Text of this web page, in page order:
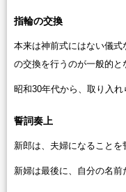
指輪の交換
本来は神前式にはない儀
の交換を行うのが一般的と
昭和30年代から、取り入れ
誓詞奏上
新郎は、夫婦になることを
新婦は最後に、自分の名前